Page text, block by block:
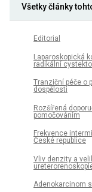
Všetky články
Editorial
Laparoskopická
radikální
Tranziční péče o
dospělosti
Rozšířená
pomočováním
Frekvence
České republice
Vliv denzity a
Adenokarcinom